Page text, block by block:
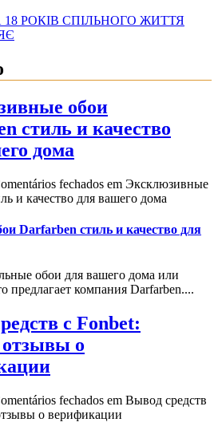
РОКІВ СПІЛЬНОГО ЖИТТЯ
обои
стиль и качество
дома
fechados em Эксклюзивные
и качество для вашего дома
Darfarben стиль и качество для
обои для вашего дома или
предлагает компания Darfarben....
с Fonbet:
о
fechados em Вывод средств
о верификации